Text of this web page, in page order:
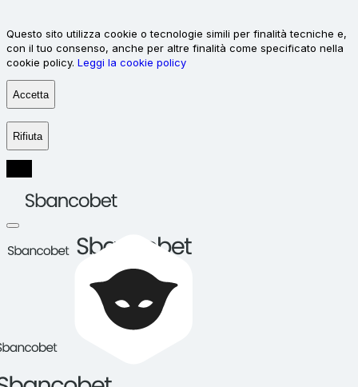
Questo sito utilizza cookie o tecnologie simili per finalità tecniche e,
con il tuo consenso, anche per altre finalità come specificato nella
cookie policy. Leggi la cookie policy
Accetta
Rifiuta